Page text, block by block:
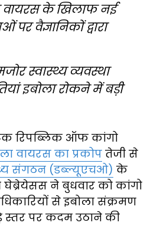
वायरस के खिलाफ नई
वैज्ञानिकों द्वारा
स्वास्थ्य व्यवस्था
इबोला रोकने में बड़ी
रिपब्लिक ऑफ कांगो
वायरस का प्रकोप तेजी से
संगठन (डब्ल्यूएचओ) के
घेब्रेयेसस ने बुधवार को कांगो
से इबोला संक्रमण
पर कदम उठाने की